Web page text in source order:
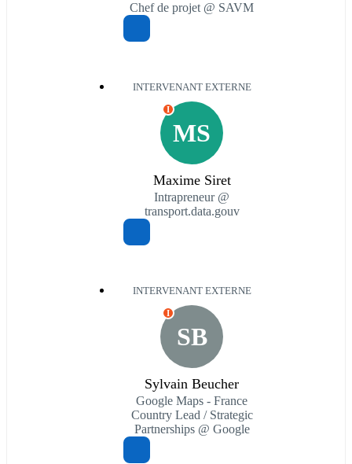
Chef de projet @ SAVM
INTERVENANT EXTERNE
MS
I
Maxime Siret
Intrapreneur @
transport.data.gouv
INTERVENANT EXTERNE
SB
I
Sylvain Beucher
Google Maps - France
Country Lead / Strategic
Partnerships @ Google